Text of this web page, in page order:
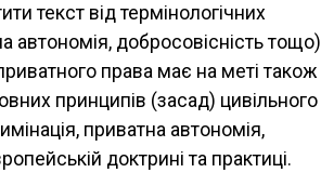
текст від термінологічних
автономія, добросовісність тощо)
права має на меті також
принципів (засад) цивільного
приватна автономія,
доктрині та практиці.